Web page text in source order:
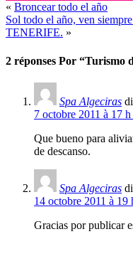
« Broncear todo el año
Sol todo el año, ven
TENERIFE. »
2 réponses Por “Turismo
Spa Algeciras
7 octobre 2011 à 17
Que bueno para
de descanso.
Spa Algeciras
14 octobre 2011 à 19
Gracias por publicar